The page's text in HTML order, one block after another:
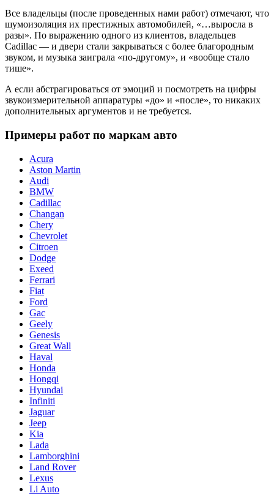
Все владельцы (после проведенных нами работ) отмечают, что
шумоизоляция их престижных автомобилей, «…выросла в
разы». По выражению одного из клиентов, владельцев
Cadillac — и двери стали закрываться с более благородным
звуком, и музыка заиграла «по-другому», и «вообще стало
тише».
А если абстрагироваться от эмоций и посмотреть на цифры
звукоизмерительной аппаратуры «до» и «после», то никаких
дополнительных аргументов и не требуется.
Примеры работ по маркам авто
Acura
Aston Martin
Audi
BMW
Cadillac
Changan
Chery
Chevrolet
Citroen
Dodge
Exeed
Ferrari
Fiat
Ford
Gac
Geely
Genesis
Great Wall
Haval
Honda
Hongqi
Hyundai
Infiniti
Jaguar
Jeep
Kia
Lada
Lamborghini
Land Rover
Lexus
Li Auto